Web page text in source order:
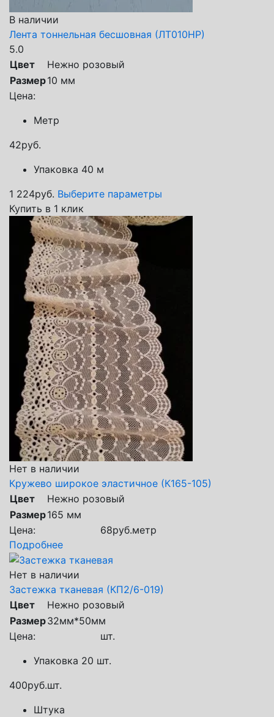
В наличии
Лента тоннельная бесшовная (ЛТ010НР)
5.0
Цвет
Нежно розовый
Размер10 мм
Цена:
Метр
42руб.
Упаковка 40 м
1 224руб. Выберите параметры
Купить в 1 клик
Нет в наличии
Кружево широкое эластичное (К165-105)
Цвет
Нежно розовый
Размер165 мм
Цена:
68руб.метр
Подробнее
Нет в наличии
Застежка тканевая (КП2/6-019)
Цвет
Нежно розовый
Размер32мм*50мм
Цена:
шт.
Упаковка 20 шт.
400руб.шт.
Штука